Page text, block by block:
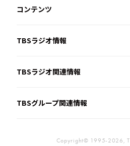
コンテンツ
TBSラジオ情報
TBSラジオ関連情報
TBSグループ関連情報
Copyright© 1995-2026,